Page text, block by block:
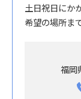
土日祝日にか
希望の場所ま
福岡